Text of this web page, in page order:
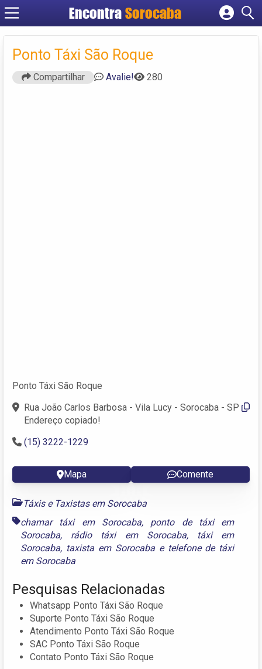
EncontraSorocaba
Cadastrar empresa
Criar conta
Ponto Táxi São Roque
Compartilhar Avalie! 280
Ponto Táxi São Roque
Rua João Carlos Barbosa - Vila Lucy - Sorocaba - SP
Endereço copiado!
(15) 3222-1229
Mapa Comente
Táxis e Taxistas em Sorocaba
chamar táxi em Sorocaba, ponto de táxi em
Sorocaba, rádio táxi em Sorocaba, táxi em
Sorocaba, taxista em Sorocabae telefone de táxi
em Sorocaba
Pesquisas Relacionadas
Whatsapp Ponto Táxi São Roque
Suporte Ponto Táxi São Roque
Atendimento Ponto Táxi São Roque
SAC Ponto Táxi São Roque
Contato Ponto Táxi São Roque